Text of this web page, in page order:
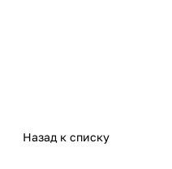
Назад к списку